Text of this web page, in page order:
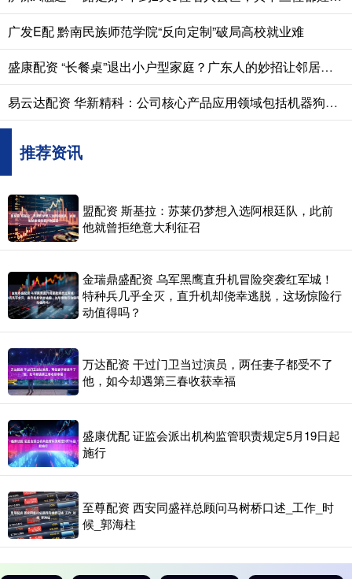
广发E配 黔南民族师范学院“反向定制”破局高校就业难
盛康配资 “长餐桌”退出小户型家庭？广东人的妙招让邻居纷纷效仿！
易云达配资 华新精科：公司核心产品应用领域包括机器狗、人形机器人
推荐资讯
盟配资 斯基拉：苏莱仍梦想入选阿根廷队，此前
他就曾拒绝意大利征召
金瑞鼎盛配资 乌军黑鹰直升机冒险突袭红军城！
特种兵几乎全灭，直升机却侥幸逃脱，这场惊险行
动值得吗？
万达配资 干过门卫当过演员，两任妻子都受不了
他，如今却遇第三春收获幸福
盛康优配 证监会派出机构监管职责规定5月19日起
施行
至尊配资 西安同盛祥总顾问马树桥口述_工作_时
候_郭海柱